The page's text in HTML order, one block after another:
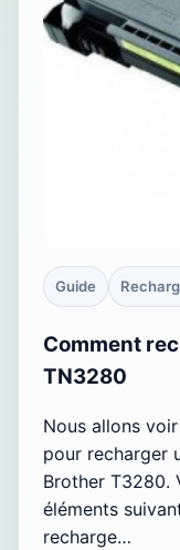
Guide
Comment
TN3280
Nous allons
pour recharger
Brother T3280.
éléments
recharge…